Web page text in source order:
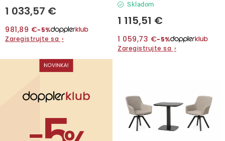
O nás
1 033,57 €
981,89 €−5%
Zaregistrujte sa ›
Skladom
1 115,51 €
1 059,73 €−5%
Zaregistrujte sa ›